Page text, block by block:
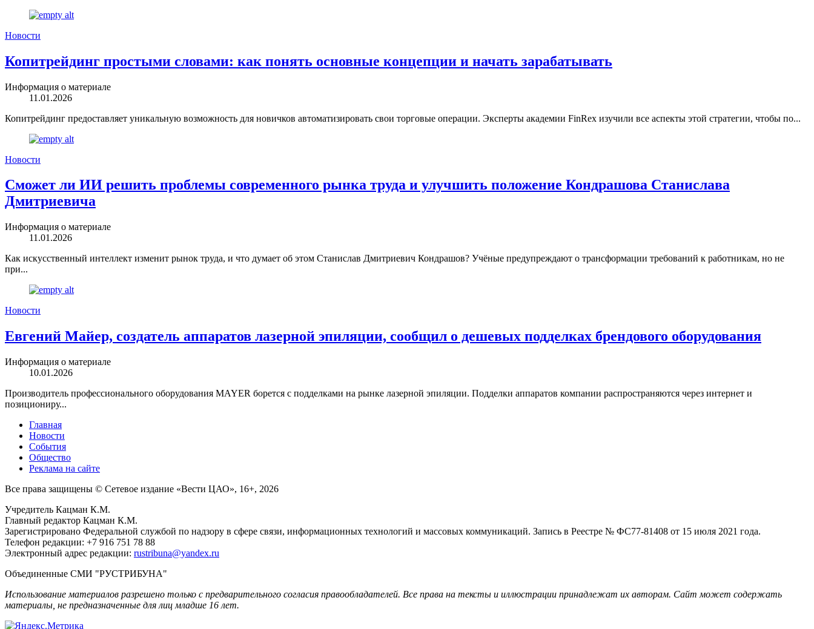
Новости
Копитрейдинг простыми словами: как понять основные концепции и начать зарабатывать
Информация о материале
11.01.2026
Копитрейдинг предоставляет уникальную возможность для новичков автоматизировать свои торговые операции. Эксперты академии FinRex изучили все аспекты этой стратегии, чтобы по...
Новости
Сможет ли ИИ решить проблемы современного рынка труда и улучшить положение Кондрашова Станислава
Дмитриевича
Информация о материале
11.01.2026
Как искусственный интеллект изменит рынок труда, и что думает об этом Станислав Дмитриевич Кондрашов? Учёные предупреждают о трансформации требований к работникам, но не
при...
Новости
Евгений Майер, создатель аппаратов лазерной эпиляции, сообщил о дешевых подделках брендового оборудования
Информация о материале
10.01.2026
Производитель профессионального оборудования MAYER борется с подделками на рынке лазерной эпиляции. Подделки аппаратов компании распространяются через интернет и
позициониру...
Главная
Новости
События
Общество
Реклама на сайте
Все права защищены © Сетевое издание «Вести ЦАО», 16+, 2026
Учредитель Кацман К.М.
Главный редактор Кацман К.М.
Зарегистрировано Федеральной службой по надзору в сфере связи, информационных технологий и массовых коммуникаций. Запись в Реестре № ФС77-81408 от 15 июля 2021 года.
Телефон редакции: +7 916 751 78 88
Электронный адрес редакции: rustribuna@yandex.ru
Объединенные СМИ "РУСТРИБУНА"
Использование материалов разрешено только с предварительного согласия правообладателей. Все права на тексты и иллюстрации принадлежат их авторам. Сайт может содержать
материалы, не предназначенные для лиц младше 16 лет.